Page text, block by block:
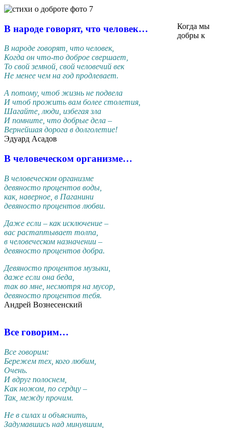
В народе говорят, что человек…
В народе говорят, что человек,
Когда он что-то доброе свершает,
То свой земной, свой человечий век
Не менее чем на год продлевает.
А потому, чтоб жизнь не подвела
И чтоб прожить вам более столетия,
Шагайте, люди, избегая зла
И помните, что добрые дела –
Вернейшая дорога в долголетие!
Эдуард Асадов
В человеческом организме…
В человеческом организме
девяносто процентов воды,
как, наверное, в Паганини
девяносто процентов любви.
Даже если – как исключение –
вас растаптывает толпа,
в человеческом назначении –
девяносто процентов добра.
Девяносто процентов музыки,
даже если она беда,
так во мне, несмотря на мусор,
девяносто процентов тебя.
Андрей Вознесенский
Все говорим…
Все говорим:
Бережем тех, кого любим,
Очень.
И вдруг полоснем,
Как ножом, по сердцу –
Так, между прочим.
Не в силах и объяснить,
Задумавшись над минувшим,
Когда мы
добры к